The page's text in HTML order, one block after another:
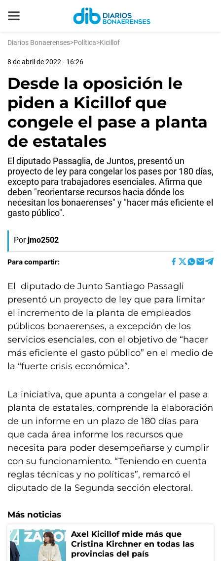
Diarios Bonaerenses>Política>Kicillof
8 de abril de 2022 - 16:26
Desde la oposición le
piden a Kicillof que
congele el pase a planta
de estatales
El diputado Passaglia, de Juntos, presentó un
proyecto de ley para congelar los pases por 180 días,
excepto para trabajadores esenciales. Afirma que
deben "reorientarse recursos hacia dónde los
necesitan los bonaerenses" y "hacer más eficiente el
gasto público".
Por jmo2502
Para compartir:
El diputado de Junto Santiago Passagli
presentó un proyecto de ley que para limitar
el incremento de la planta de empleados
públicos bonaerenses, a excepción de los
servicios esenciales, con el objetivo de “hacer
más eficiente el gasto público” en el medio de
la “fuerte crisis económica”.
La iniciativa, que apunta a congelar el pase a
planta de estatales, comprende la elaboración
de un informe en un plazo de 180 días para
que cada área informe los recursos que
necesita para poder desempeñarse y cumplir
con su funcionamiento. “Teniendo en cuenta
reglas técnicas y no políticas”, remarcó el
diputado de la Segunda sección electoral.
Más noticias
Axel Kicillof mide más que
Cristina Kirchner en todas las
provincias del país